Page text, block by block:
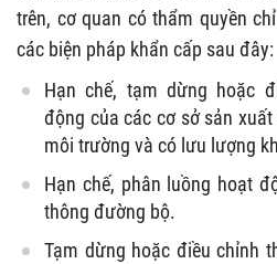
trên, cơ quan có thẩm quyền
các biện pháp khẩn cấp sau đây:
Hạn chế, tạm dừng hoặc
động của các cơ sở sản
môi trường và có lưu lượng
Hạn chế, phân luồng hoạt
thông đường bộ.
Tạm dừng hoặc điều chỉnh